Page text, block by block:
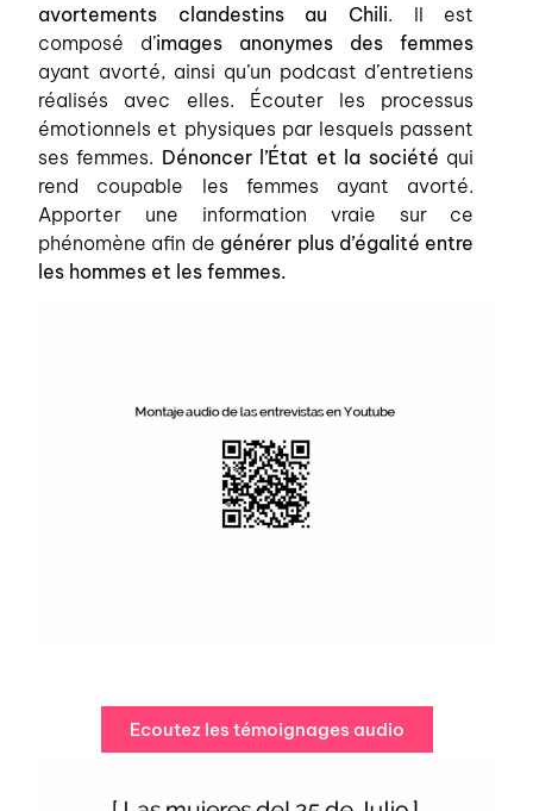
avortements clandestins au Chili. Il est
composé d’images anonymes des femmes
ayant avorté, ainsi qu’un podcast d’entretiens
réalisés avec elles. Écouter les processus
émotionnels et physiques par lesquels passent
ses femmes. Dénoncer l’État et la société qui
rend coupable les femmes ayant avorté.
Apporter une information vraie sur ce
phénomène afin de générer plus d’égalité entre
les hommes et les femmes.
Ecoutez les témoignages audio